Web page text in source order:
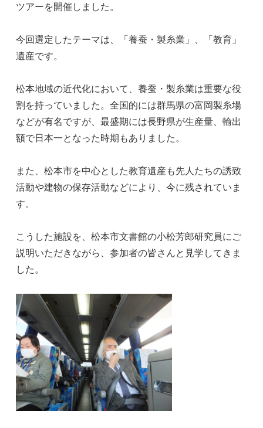
ツアーを開催しました。
今回選定したテーマは、「養蚕・製糸業」、「教育」
遺産です。
松本地域の近代化において、養蚕・製糸業は重要な役
割を持っていました。全国的には群馬県の富岡製糸場
などが有名ですが、最盛期には長野県が生産量、輸出
額で日本一となった時期もありました。
また、松本市を中心とした教育遺産も先人たちの誘致
活動や建物の保存活動などにより、今に残されていま
す。
こうした施設を、松本市文書館の小松芳郎研究員にご
説明いただきながら、参加者の皆さんと見学してきま
した。